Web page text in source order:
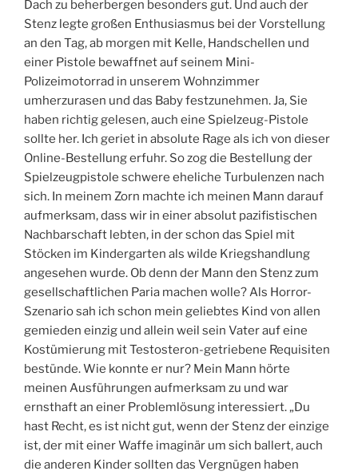
Dach zu beherbergen besonders gut. Und auch der
Stenz legte großen Enthusiasmus bei der Vorstellung
an den Tag, ab morgen mit Kelle, Handschellen und
einer Pistole bewaffnet auf seinem Mini-
Polizeimotorrad in unserem Wohnzimmer
umherzurasen und das Baby festzunehmen. Ja, Sie
haben richtig gelesen, auch eine Spielzeug-Pistole
sollte her. Ich geriet in absolute Rage als ich von dieser
Online-Bestellung erfuhr. So zog die Bestellung der
Spielzeugpistole schwere eheliche Turbulenzen nach
sich. In meinem Zorn machte ich meinen Mann darauf
aufmerksam, dass wir in einer absolut pazifistischen
Nachbarschaft lebten, in der schon das Spiel mit
Stöcken im Kindergarten als wilde Kriegshandlung
angesehen wurde. Ob denn der Mann den Stenz zum
gesellschaftlichen Paria machen wolle? Als Horror-
Szenario sah ich schon mein geliebtes Kind von allen
gemieden einzig und allein weil sein Vater auf eine
Kostümierung mit Testosteron-getriebene Requisiten
bestünde. Wie konnte er nur? Mein Mann hörte
meinen Ausführungen aufmerksam zu und war
ernsthaft an einer Problemlösung interessiert. „Du
hast Recht, es ist nicht gut, wenn der Stenz der einzige
ist, der mit einer Waffe imaginär um sich ballert, auch
die anderen Kinder sollten das Vergnügen haben